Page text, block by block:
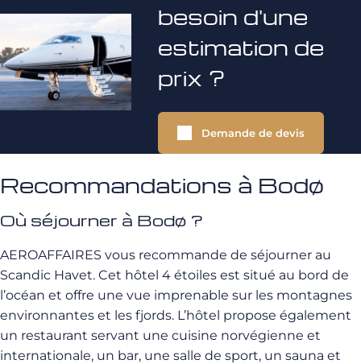
besoin d'une
estimation de
prix ?
Demande de devis
Recommandations à Bodø
Où séjourner à Bodø ?
AEROAFFAIRES vous recommande de séjourner au
Scandic Havet. Cet hôtel 4 étoiles est situé au bord de
l’océan et offre une vue imprenable sur les montagnes
environnantes et les fjords. L’hôtel propose également
un restaurant servant une cuisine norvégienne et
internationale, un bar, une salle de sport, un sauna et